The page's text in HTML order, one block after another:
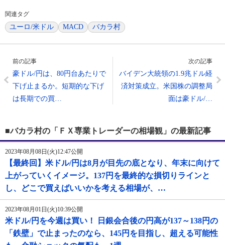
関連タグ
ユーロ/米ドル MACD バカラ村
前の記事
豪ドル/円は、80円台あたりで
下げ止まるか。短期的な下げ
は長期での買…
次の記事
バイデン大統領の1.9兆ドル経
済対策成立。米国株の調整局
面は豪ドル/…
■バカラ村の「ＦＸ専業トレーダーの相場観」の最新記事
2023年08月08日(火)12:47公開
【最終回】米ドル/円は8月が目先の底となり、年末に向けて
上がっていくイメージ。137円を最終的な損切りラインと
し、どこで買えばいいかを考える相場が、…
2023年08月01日(火)10:39公開
米ドル/円を今週は買い！ 日銀会合後の円高が137～138円の
「鉄壁」で止まったのなら、145円を目指し、超える可能性